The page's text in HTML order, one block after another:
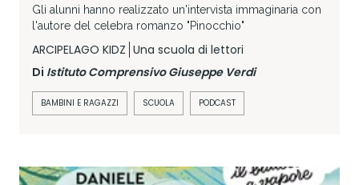
Gli alunni hanno realizzato un'intervista immaginaria con
l'autore del celebra romanzo "Pinocchio"
ARCIPELAGO KIDZ Una scuola di lettori
Di Istituto Comprensivo Giuseppe Verdi
BAMBINI E RAGAZZI SCUOLA PODCAST